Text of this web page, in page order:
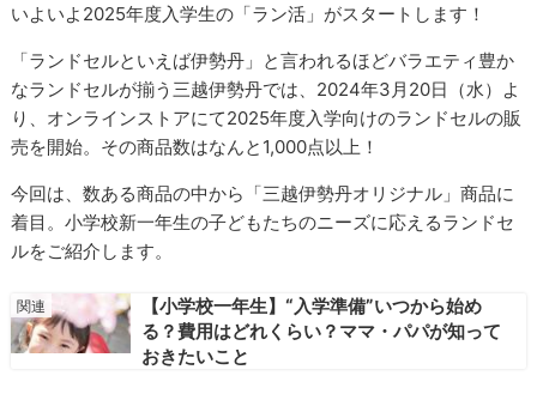
いよいよ2025年度入学生の「ラン活」がスタートします！
「ランドセルといえば伊勢丹」と言われるほどバラエティ豊か
なランドセルが揃う三越伊勢丹では、2024年3月20日（水）よ
り、オンラインストアにて2025年度入学向けのランドセルの販
売を開始。その商品数はなんと1,000点以上！
今回は、数ある商品の中から「三越伊勢丹オリジナル」商品に
着目。小学校新一年生の子どもたちのニーズに応えるランドセ
ルをご紹介します。
【小学校一年生】“入学準備”いつから始め
る？費用はどれくらい？ママ・パパが知って
おきたいこと